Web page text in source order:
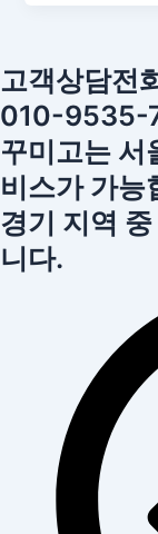
고객상담전
010-9535-
꾸미고는 서
비스가 가능
경기 지역
니다.